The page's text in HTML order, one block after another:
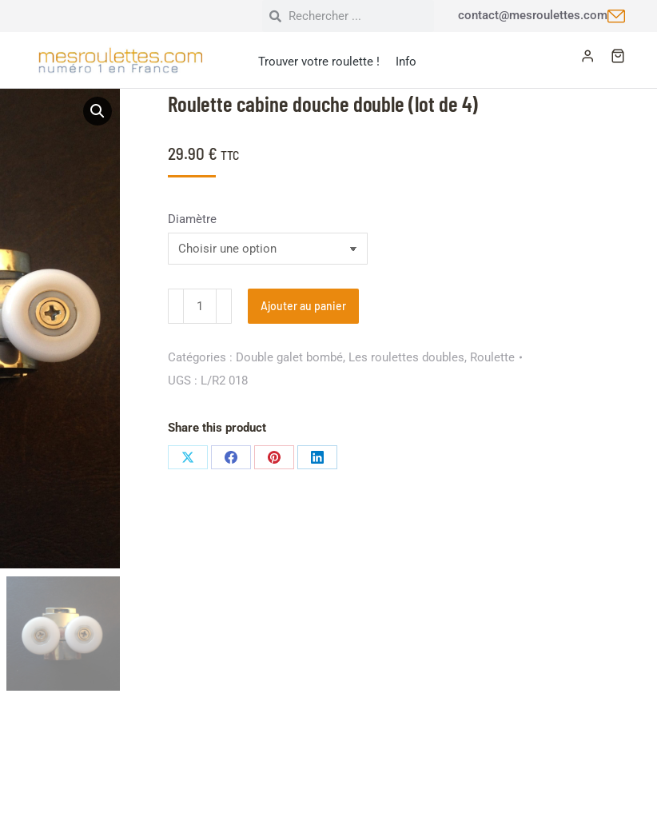
contact@mesroulettes.com
Trouver votre roulette ! Info
Roulette cabine douche double (lot de 4)
29.90 € TTC
Diamètre
Ajouter au panier
Catégories : Double galet bombé, Les roulettes doubles, Roulette
UGS : L/R2 018
Share this product